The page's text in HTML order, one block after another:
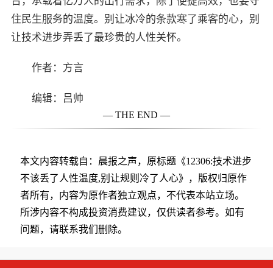
住民生服务的温度。别让冰冷的条款寒了乘客的心，别
让技术进步弄丢了最珍贵的人性关怀。
作者：方言
编辑：吕帅
— THE END —
本文内容转载自：晨报之声，原标题《12306:技术进步
不该丢了人性温度,别让规则冷了人心》，版权归原作
者所有，内容为原作者独立观点，不代表本站立场。
所涉内容不构成投资消费建议，仅供读者参考。如有
问题，请联系我们删除。